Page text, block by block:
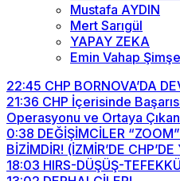
Mustafa AYDIN
Mert Sarıgül
YAPAY ZEKA
Emin Vahap
22:45 CHP BORNOVA’DA
21:36 CHP İçerisinde
Operasyonu ve Ortaya
0:38 DEĞİŞİMCİLER
BİZİMDİR! (İZMİR’DE
18:03 HIRS-DÜŞÜŞ-